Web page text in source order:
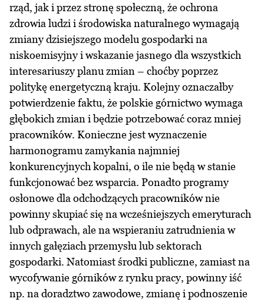
rząd, jak i przez stronę społeczną, że ochrona
zdrowia ludzi i środowiska naturalnego wymagają
zmiany dzisiejszego modelu gospodarki na
niskoemisyjny i wskazanie jasnego dla wszystkich
interesariuszy planu zmian – choćby poprzez
politykę energetyczną kraju. Kolejny oznaczałby
potwierdzenie faktu, że polskie górnictwo wymaga
głębokich zmian i będzie potrzebować coraz mniej
pracowników. Konieczne jest wyznaczenie
harmonogramu zamykania najmniej
konkurencyjnych kopalni, o ile nie będą w stanie
funkcjonować bez wsparcia. Ponadto programy
osłonowe dla odchodzących pracowników nie
powinny skupiać się na wcześniejszych emeryturach
lub odprawach, ale na wspieraniu zatrudnienia w
innych gałęziach przemysłu lub sektorach
gospodarki. Natomiast środki publiczne, zamiast na
wycofywanie górników z rynku pracy, powinny iść
np. na doradztwo zawodowe, zmianę i podnoszenie